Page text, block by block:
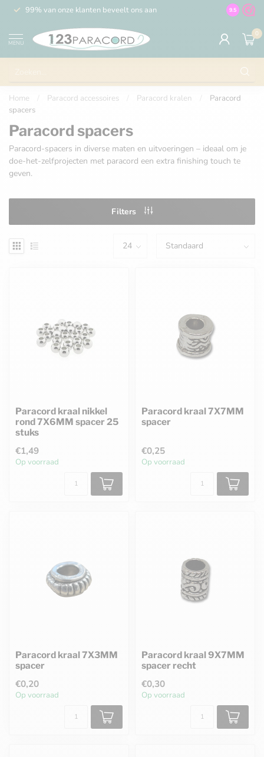
99% van onze klanten beveelt ons aan 100% de
9.5
MENU
0
Home Paracord accessoires Paracord kralen
Paracord
spacers
Paracord spacers
Paracord-spacers in diverse maten en uitvoeringen – ideaal om je
doe-het-zelfprojecten met paracord een extra finishing touch te
geven.
Filters
Paracord kraal nikkel
rond 7X6MM spacer 25
stuks
€1,49
Op voorraad
Paracord kraal 7X7MM
spacer
€0,25
Op voorraad
Paracord kraal 7X3MM
spacer
€0,20
Op voorraad
Paracord kraal 9X7MM
spacer recht
€0,30
Op voorraad